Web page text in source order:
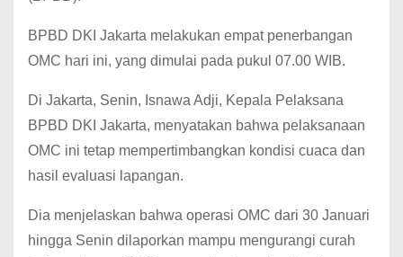
BPBD DKI Jakarta melakukan empat penerbangan
OMC hari ini, yang dimulai pada pukul 07.00 WIB.
Di Jakarta, Senin, Isnawa Adji, Kepala Pelaksana
BPBD DKI Jakarta, menyatakan bahwa pelaksanaan
OMC ini tetap mempertimbangkan kondisi cuaca dan
hasil evaluasi lapangan.
Dia menjelaskan bahwa operasi OMC dari 30 Januari
hingga Senin dilaporkan mampu mengurangi curah